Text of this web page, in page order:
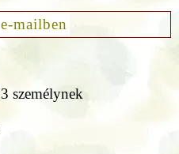
e-mailben
személynek